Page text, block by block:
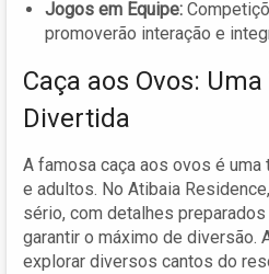
Jogos em Equipe:
promoverão interação e
Caça aos Ovos:
Divertida
A famosa caça aos ovos é uma
e adultos. No Atibaia
sério, com detalhes
garantir o máximo de diversão.
explorar diversos cantos do